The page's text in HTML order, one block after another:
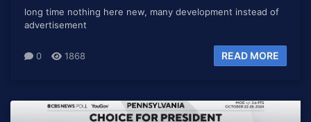
long time nothing here new, many development instead of
advertisement
0 1868 READ MORE